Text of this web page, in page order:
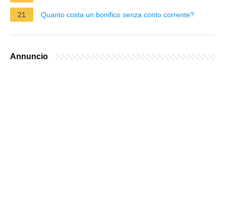
21 Quanto costa un bonifico senza conto corrente?
Annuncio